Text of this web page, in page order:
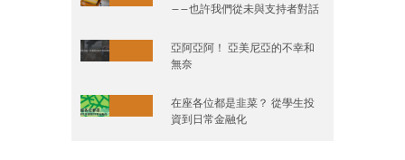
——也許我們從未與支持者對話
亞阿亞阿！ 亞美尼亞的不幸和
無奈
在座各位都是韭菜？ 從學生投
資到日常金融化